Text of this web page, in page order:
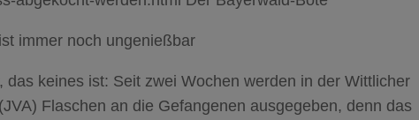
immer noch ungenießbar
das keines ist: Seit zwei Wochen werden in der Wittlicher
Flaschen an die Gefangenen ausgegeben, denn das